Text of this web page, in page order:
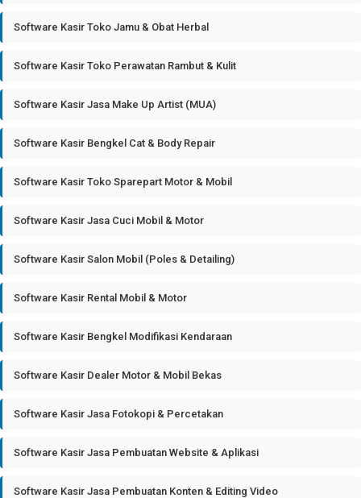
Software Kasir Toko Jamu & Obat Herbal
Software Kasir Toko Perawatan Rambut & Kulit
Software Kasir Jasa Make Up Artist (MUA)
Software Kasir Bengkel Cat & Body Repair
Software Kasir Toko Sparepart Motor & Mobil
Software Kasir Jasa Cuci Mobil & Motor
Software Kasir Salon Mobil (Poles & Detailing)
Software Kasir Rental Mobil & Motor
Software Kasir Bengkel Modifikasi Kendaraan
Software Kasir Dealer Motor & Mobil Bekas
Software Kasir Jasa Fotokopi & Percetakan
Software Kasir Jasa Pembuatan Website & Aplikasi
Software Kasir Jasa Pembuatan Konten & Editing Video